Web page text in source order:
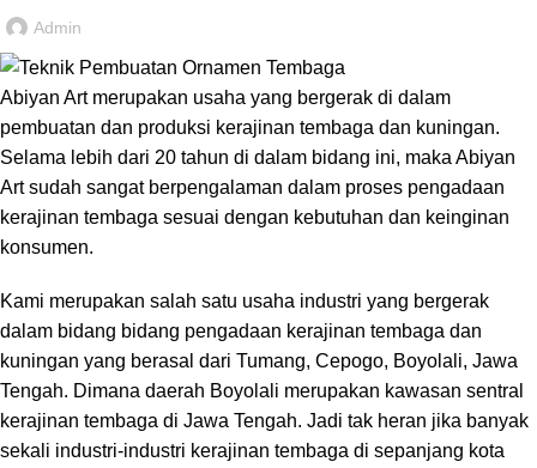
Admin
Abiyan Art merupakan usaha yang bergerak di dalam
pembuatan dan produksi kerajinan tembaga dan kuningan.
Selama lebih dari 20 tahun di dalam bidang ini, maka Abiyan
Art sudah sangat berpengalaman dalam proses pengadaan
kerajinan tembaga sesuai dengan kebutuhan dan keinginan
konsumen.
Kami merupakan salah satu usaha industri yang bergerak
dalam bidang bidang pengadaan kerajinan tembaga dan
kuningan yang berasal dari Tumang, Cepogo, Boyolali, Jawa
Tengah. Dimana daerah Boyolali merupakan kawasan sentral
kerajinan tembaga di Jawa Tengah. Jadi tak heran jika banyak
sekali industri-industri kerajinan tembaga di sepanjang kota